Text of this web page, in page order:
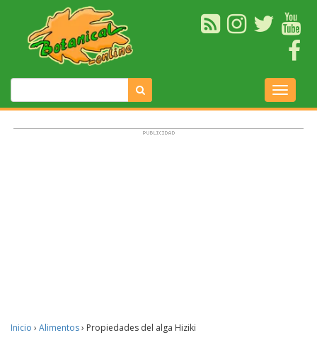
Inicio › Alimentos› Propiedades del alga Hiziki